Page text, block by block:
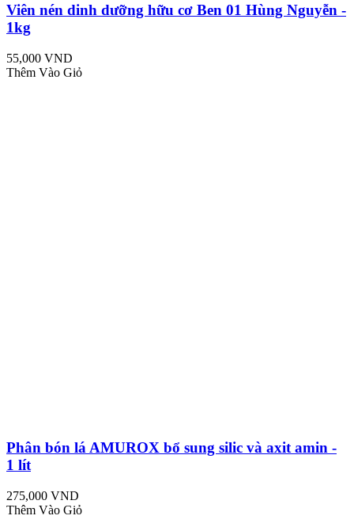
Viên nén dinh dưỡng hữu cơ Ben 01 Hùng Nguyễn -
1kg
55,000 VND
Thêm Vào Giỏ
Phân bón lá AMUROX bổ sung silic và axit amin -
1 lít
275,000 VND
Thêm Vào Giỏ